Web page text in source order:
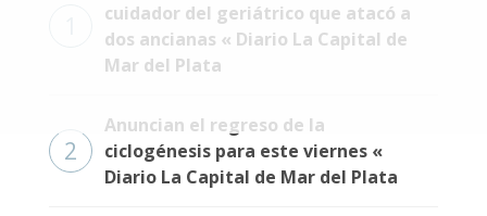
Fúnebres
cuidador del geriátrico que atacó a
dos ancianas « Diario La Capital de
Mar del Plata
2
Anuncian el regreso de la
ciclogénesis para este viernes «
Diario La Capital de Mar del Plata